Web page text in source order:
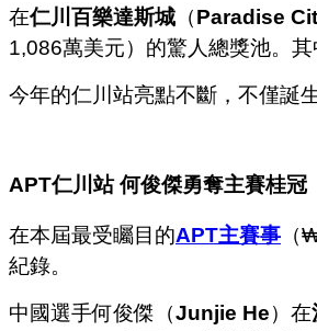
在仁川百樂達斯城 （Paradise
1,086萬美元）的驚人總獎池。
今年的仁川站亮點不斷，不僅誕
APT仁川站 何俊傑勇奪主賽桂冠
在本屆最受矚目的APT主賽事
紀錄。
中國選手何俊傑（Junjie He）在